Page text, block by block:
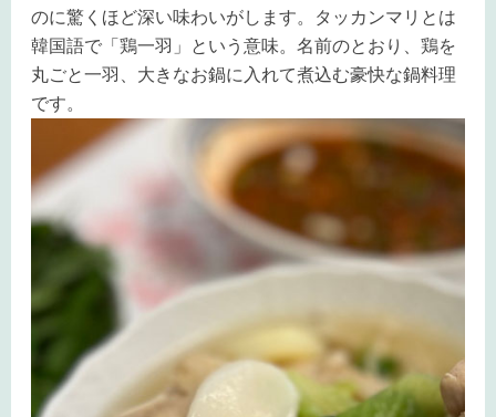
のに驚くほど深い味わいがします。タッカンマリとは
韓国語で「鶏一羽」という意味。名前のとおり、鶏を
丸ごと一羽、大きなお鍋に入れて煮込む豪快な鍋料理
です。